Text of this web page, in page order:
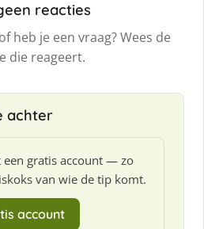
reacties
heb je een vraag? Wees de
die reageert.
achter
een gratis account — zo
van wie de tip komt.
account